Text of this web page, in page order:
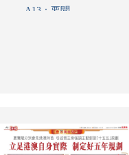
A13：要聞
A18：香江載道